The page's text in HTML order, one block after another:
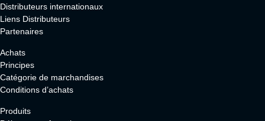
Distributeurs internationaux
Liens Distributeurs
Partenaires
Achats
Principes
Catégorie de marchandises
Conditions d’achats
Produits